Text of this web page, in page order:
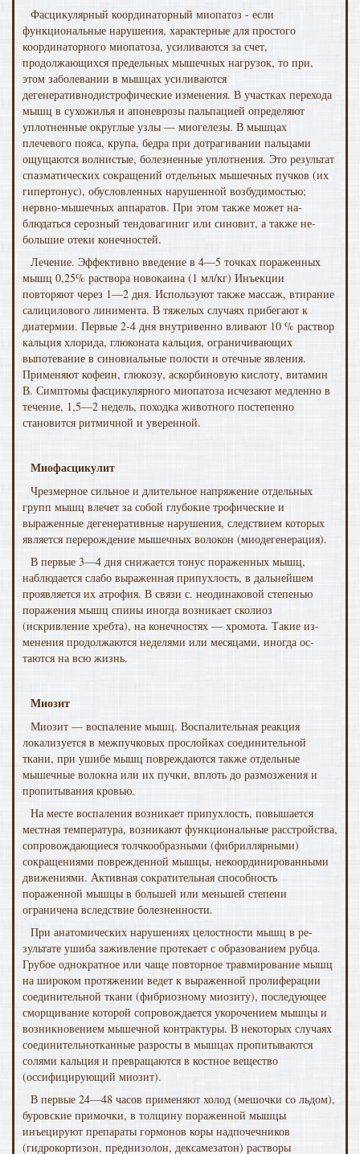
Фасцикулярный координаторный миопатоз - если
функциональные нарушения, характерные для простого
координаторного миопатоза, усиливаются за счет,
продолжающихся предельных мышечных нагрузок, то при,
этом заболевании в мышцах усиливаются
дегенеративнодистрофические изменения. В участках перехода
мышц в сухожилья и апоневрозы пальпацией определяют
уплотненные округлые узлы — миогелезы. В мышцах
плечевого пояса, крупа, бедра при дотрагивании пальцами
ощущаются волнистые, болезненные уплотнения. Это результат
спазматических сокращений отдельных мышечных пучков (их
гипертонус), обусловленных нарушенной возбудимостью;
нервно-мышечных аппаратов. При этом также может на­
блюдаться серозный тендовагиниг или синовит, а также не­
большие отеки конечностей.
Лечение. Эффективно введение в 4—5 точках пораженных
мышц 0,25% раствора новокаина (1 мл/кг) Инъекции
повторяют через 1—2 дня. Используют также массаж, втирание
салицилового линимента. В тяжелых случаях прибегают к
диатермии. Первые 2-4 дня внутри­венно вливают 10 % раствор
кальция хлорида, глю­коната кальция, ограничивающих
выпотевание в синови­альные полости и отечные явления.
Применяют кофеин, глюкозу, аскорбиновую кислоту, витамин
В. Симптомы фасцикулярного миопатоза исчезают медленно в
течение, 1,5—2 недель, походка животного постепенно
становится ритмичной и уверенной.
Миофасцикулит
Чрезмерное сильное и длитель­ное напряжение отдельных
групп мышц влечет за собой глубокие трофические и
выраженные дегенеративные на­рушения, следствием которых
является перерождение мы­шечных волокон (миодегенерация).
В первые 3—4 дня снижается тонус пораженных мышц,
наблюдается слабо выраженная припухлость, в дальней­шем
проявляется их атрофия. В связи с. неодинаковой сте­пенью
поражения мышц спины иногда возникает сколиоз
(искривление хребта), на конечностях — хромота. Такие из­
менения продолжаются неделями или месяцами, иногда ос­
таются на всю жизнь.
Миозит
Миозит — воспаление мышц. Воспалительная реакция
локализуется в межпучковых прослойках соединительной
ткани, при ушибе мышц повреждаются также отдельные
мышечные волокна или их пучки, вплоть до размозжения и
пропитывания кровью.
На месте воспаления возникает припухлость, повыша­ется
местная температура, возникают функциональные рас­стройства,
сопровождающиеся толчкообразными (фибрил­лярными)
сокращениями поврежденной мышцы, некоорди­нированными
движениями. Активная сократительная способность
пораженной мышцы в большей или меньшей степени
ограничена вследствие болезненности.
При анатомических нарушениях целостности мышц в ре­
зультате ушиба заживление протекает с образованием рубца.
Грубое однократное или чаще повторное травмирова­ние мышц
на широком протяжении ведет к выраженной пролиферации
соединительной ткани (фибриозному миозиту), последующее
сморщивание которой сопровождается укорочением мышцы и
возникновением мышечной конт­рактуры. В некоторых случаях
соединительнотканные разросты в мышцах пропитываются
солями кальция и прев­ращаются в костное вещество
(оссифицирующий миозит).
В первые 24—48 часов применяют холод (мешочки со льдом),
буровские примочки, в толщину пораженной мышцы
инъецируют препараты гормонов коры надпочеч­ников
(гидрокортизон, преднизолон, дексамезатон) растворы